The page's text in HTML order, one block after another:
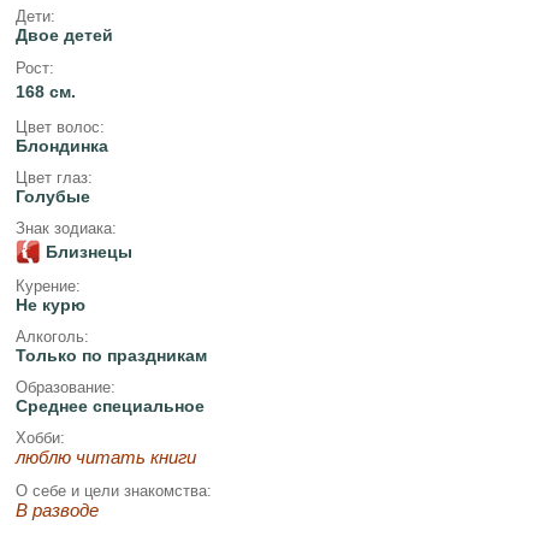
Дети:
Двое детей
Рост:
168 см.
Цвет волос:
Блондинка
Цвет глаз:
Голубые
Знак зодиака:
Близнецы
Курение:
Не курю
Алкоголь:
Только по праздникам
Образование:
Среднее специальное
Хобби:
люблю читать книги
О себе и цели знакомства:
В разводе